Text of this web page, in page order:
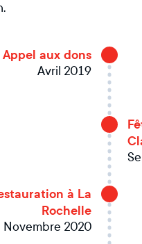
Appel aux dons
Avril 2019
à La
Rochelle
Novembre 2020